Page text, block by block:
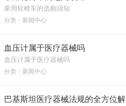
家用轮椅车的选购须知
分类：新闻中心
血压计属于医疗器械吗
血压计属于医疗器械吗
分类：新闻中心
巴基斯坦医疗器械法规的全方位解